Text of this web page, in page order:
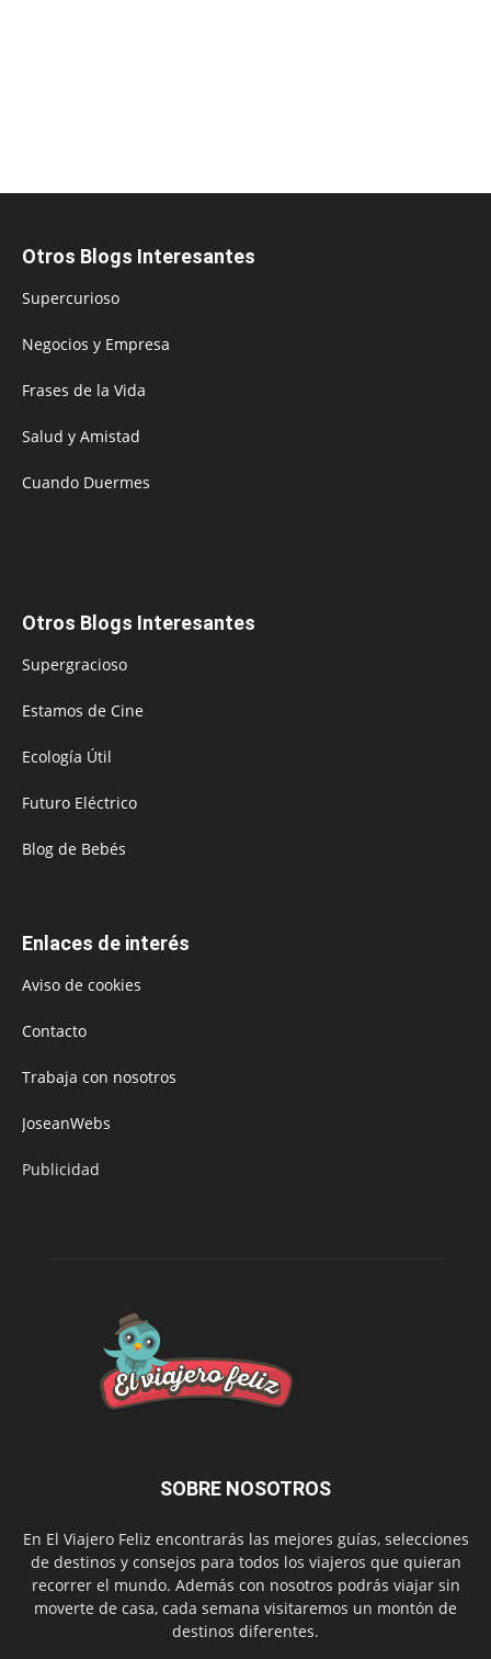
Otros Blogs Interesantes
Supercurioso
Negocios y Empresa
Frases de la Vida
Salud y Amistad
Cuando Duermes
Otros Blogs Interesantes
Supergracioso
Estamos de Cine
Ecología Útil
Futuro Eléctrico
Blog de Bebés
Enlaces de interés
Aviso de cookies
Contacto
Trabaja con nosotros
JoseanWebs
Publicidad
SOBRE NOSOTROS
En El Viajero Feliz encontrarás las mejores guías, selecciones
de destinos y consejos para todos los viajeros que quieran
recorrer el mundo. Además con nosotros podrás viajar sin
moverte de casa, cada semana visitaremos un montón de
destinos diferentes.